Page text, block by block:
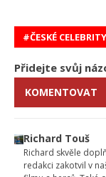
ČESKÉ CELEBRITY
Přidejte svůj
KOMENTOVAT
Richard Touš
Richard skvěle
redakci zakotvil v